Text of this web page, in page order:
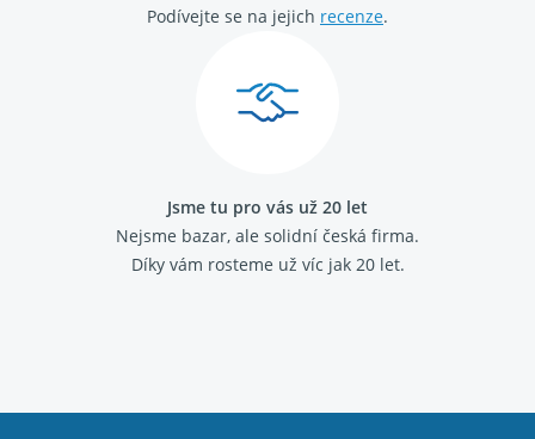
Podívejte se na jejich recenze.
Jsme tu pro vás už 20 let
Nejsme bazar, ale solidní česká firma.
Díky vám rosteme už víc jak 20 let.